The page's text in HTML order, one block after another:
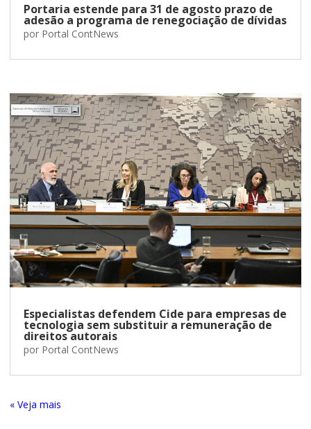
Portaria estende para 31 de agosto prazo de
adesão a programa de renegociação de dívidas
por Portal ContNews
Especialistas defendem Cide para empresas de
tecnologia sem substituir a remuneração de
direitos autorais
por Portal ContNews
« Entradas Antigas